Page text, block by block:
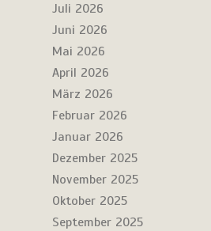
Juli 2026
Juni 2026
Mai 2026
April 2026
März 2026
Februar 2026
Januar 2026
Dezember 2025
November 2025
Oktober 2025
September 2025